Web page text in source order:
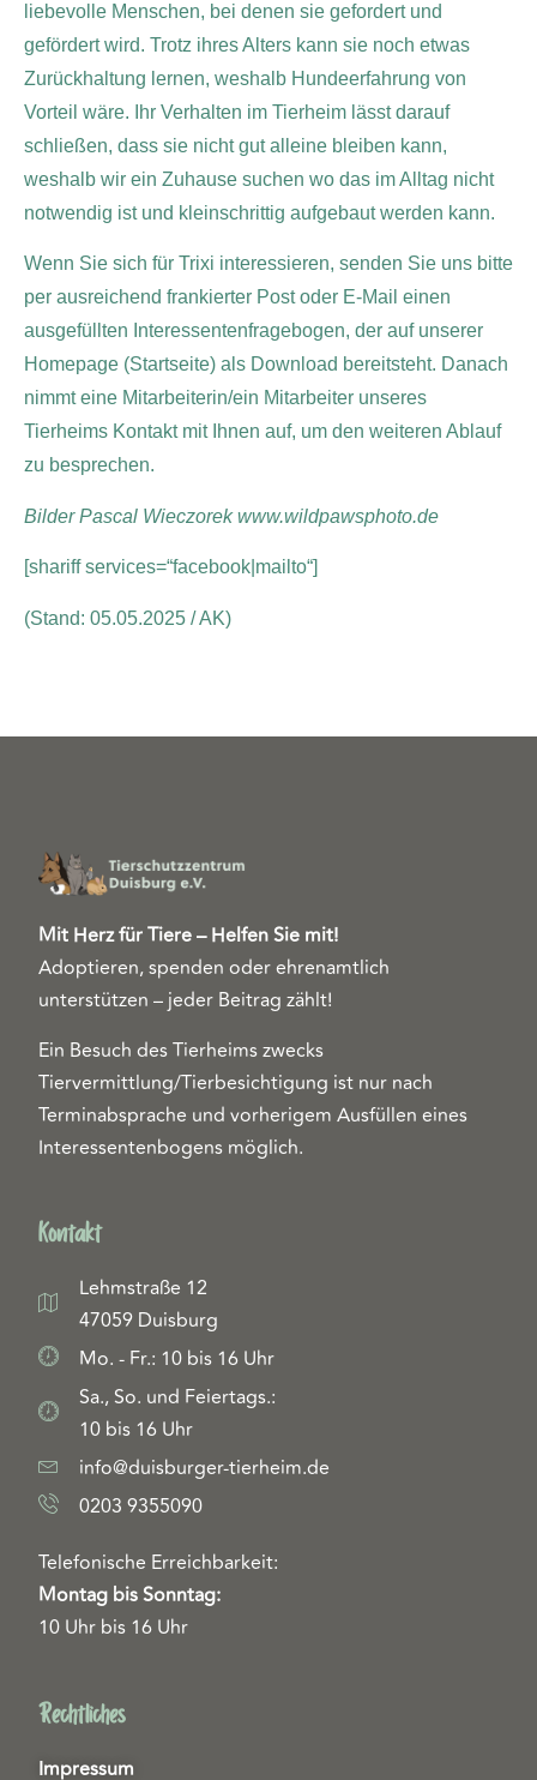
liebevolle Menschen, bei denen sie gefordert und
gefördert wird. Trotz ihres Alters kann sie noch etwas
Zurückhaltung lernen, weshalb Hundeerfahrung von
Vorteil wäre. Ihr Verhalten im Tierheim lässt darauf
schließen, dass sie nicht gut alleine bleiben kann,
weshalb wir ein Zuhause suchen wo das im Alltag nicht
notwendig ist und kleinschrittig aufgebaut werden kann.
Wenn Sie sich für Trixi interessieren, senden Sie uns bitte
per ausreichend frankierter Post oder E-Mail einen
ausgefüllten Interessentenfragebogen, der auf unserer
Homepage (Startseite) als Download bereitsteht. Danach
nimmt eine Mitarbeiterin/ein Mitarbeiter unseres
Tierheims Kontakt mit Ihnen auf, um den weiteren Ablauf
zu besprechen.
Bilder Pascal Wieczorek www.wildpawsphoto.de
[shariff services=“facebook|mailto“]
(Stand: 05.05.2025 / AK)
Mit Herz für Tiere – Helfen Sie mit!
Adoptieren, spenden oder ehrenamtlich
unterstützen – jeder Beitrag zählt!
Ein Besuch des Tierheims zwecks
Tiervermittlung/Tierbesichtigung ist nur nach
Terminabsprache und vorherigem Ausfüllen eines
Interessentenbogens möglich.
Kontakt
Lehmstraße 12
47059 Duisburg
Mo. - Fr.: 10 bis 16 Uhr
Sa., So. und Feiertags.:
10 bis 16 Uhr
info@duisburger-tierheim.de
0203 9355090
Telefonische Erreichbarkeit:
Montag bis Sonntag:
10 Uhr bis 16 Uhr
Rechtliches
Impressum